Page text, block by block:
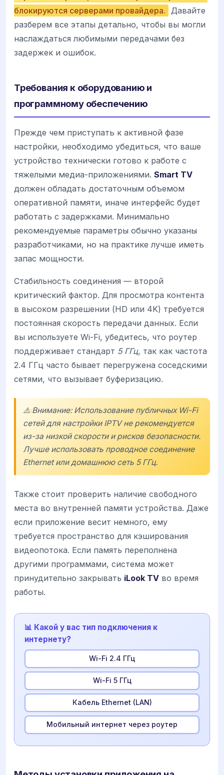
блокируются серверами провайдера. Давайте
разберем все этапы детально, чтобы вы могли
наслаждаться любимыми передачами без
задержек и ошибок.
Требования к оборудованию и
программному обеспечению
Прежде чем приступать к активной фазе
настройки, необходимо убедиться, что ваше
устройство технически готово к работе с
тяжелыми медиа-приложениями. Smart TV
должен обладать достаточным объемом
оперативной памяти, иначе интерфейс будет
работать с задержками. Минимально
рекомендуемые параметры обычно указаны
разработчиками, но на практике лучше иметь
запас мощности.
Стабильность соединения — второй
критический фактор. Для просмотра контента
в высоком разрешении (HD или 4K) требуется
постоянная скорость передачи данных. Если
вы используете Wi-Fi, убедитесь, что роутер
поддерживает стандарт 5 ГГц, так как частота
2.4 ГГц часто бывает перегружена соседскими
сетями, что вызывает буферизацию.
⚠️ Внимание: Использование публичных Wi-Fi
сетей для настройки IPTV не рекомендуется
из-за низкой скорости и рисков безопасности.
Лучше использовать проводное соединение
Ethernet или домашнюю сеть 5 ГГц.
Также стоит проверить наличие свободного
места во внутренней памяти устройства. Даже
если приложение весит немного, ему
требуется пространство для кэширования
видеопотока. Если память переполнена
другими программами, система может
принудительно закрывать iLook TV во время
работы.
📊 Какой у вас тип подключения к
интернету?
Wi-Fi 2.4 ГГц
Wi-Fi 5 ГГц
Кабель Ethernet (LAN)
Мобильный интернет через роутер